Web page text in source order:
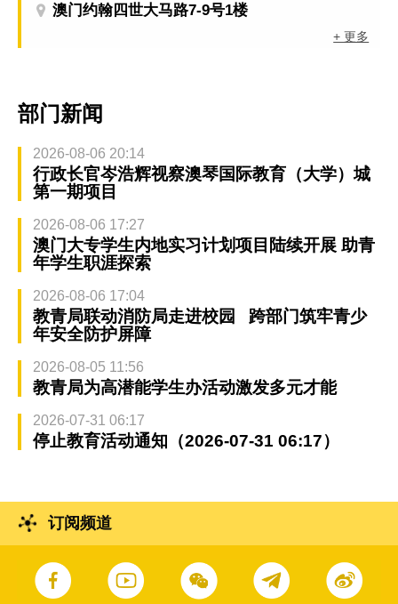
澳门约翰四世大马路7-9号1楼
+ 更多
部门新闻
2026-08-06 20:14
行政长官岑浩辉视察澳琴国际教育（大学）城
第一期项目
2026-08-06 17:27
澳门大专学生内地实习计划项目陆续开展 助青
年学生职涯探索
2026-08-06 17:04
教青局联动消防局走进校园 跨部门筑牢青少
年安全防护屏障
2026-08-05 11:56
教青局为高潜能学生办活动激发多元才能
2026-07-31 06:17
停止教育活动通知（2026-07-31 06:17）
订阅频道